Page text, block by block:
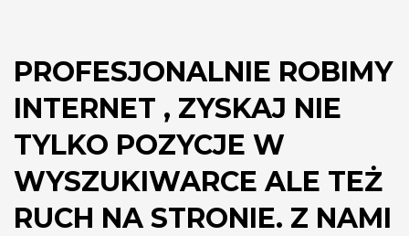
PROFESJONALNIE ROBIMY
INTERNET , ZYSKAJ NIE
TYLKO POZYCJE W
WYSZUKIWARCE ALE TEŻ
RUCH NA STRONIE. Z NAMI